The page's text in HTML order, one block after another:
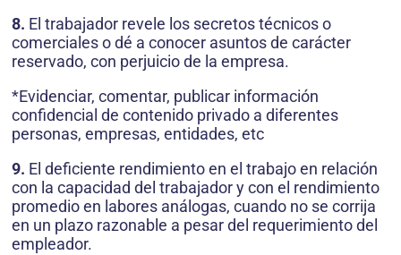
8. El trabajador revele los secretos técnicos o
comerciales o dé a conocer asuntos de carácter
reservado, con perjuicio de la empresa.
*Evidenciar, comentar, publicar información
confidencial de contenido privado a diferentes
personas, empresas, entidades, etc
9. El deficiente rendimiento en el trabajo en relación
con la capacidad del trabajador y con el rendimiento
promedio en labores análogas, cuando no se corrija
en un plazo razonable a pesar del requerimiento del
empleador.